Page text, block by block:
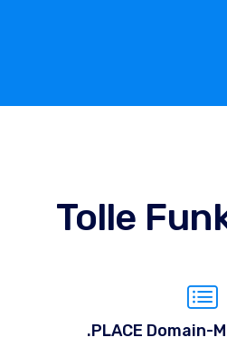
Tolle
.PLACE Domain-